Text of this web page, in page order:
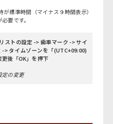
が標準時間（マイナス９時間表示）
要です。
ストの設定 -> 歯車マーク -> サイ
-> タイムゾーンを「(UTC+09:00)
更後「OK」を押下
定の変更